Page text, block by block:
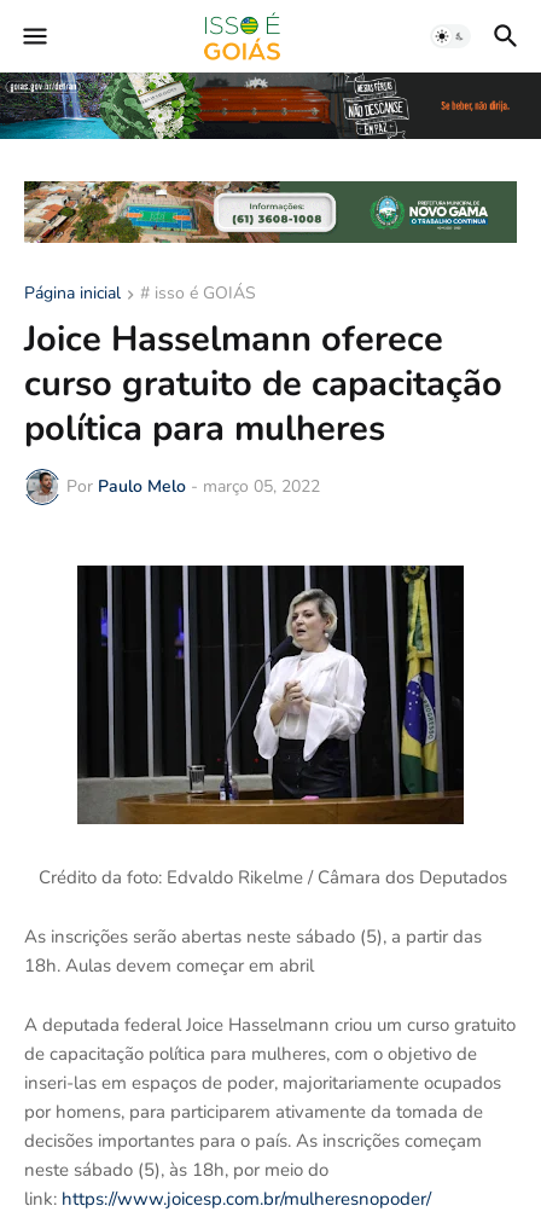
Página inicial # isso é GOIÁS
Joice Hasselmann oferece
curso gratuito de capacitação
política para mulheres
Por Paulo Melo - março 05, 2022
Crédito da foto: Edvaldo Rikelme / Câmara dos Deputados
As inscrições serão abertas neste sábado (5), a partir das
18h. Aulas devem começar em abril
A deputada federal Joice Hasselmann criou um curso gratuito
de capacitação política para mulheres, com o objetivo de
inseri-las em espaços de poder, majoritariamente ocupados
por homens, para participarem ativamente da tomada de
decisões importantes para o país. As inscrições começam
neste sábado (5), às 18h, por meio do
link: https://www.joicesp.com.br/mulheresnopoder/